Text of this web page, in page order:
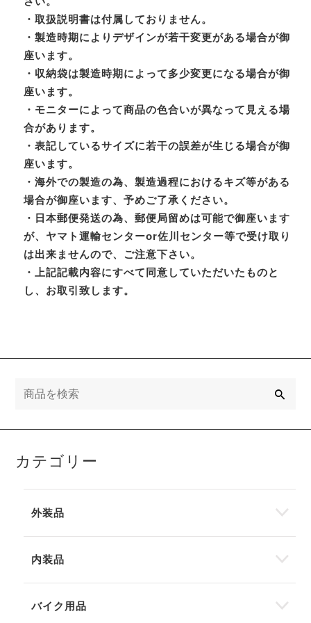
・取扱説明書は付属しておりません。
・製造時期によりデザインが若干変更がある場合が御
座います。
・収納袋は製造時期によって多少変更になる場合が御
座います。
・モニターによって商品の色合いが異なって見える場
合があります。
・表記しているサイズに若干の誤差が生じる場合が御
座います。
・海外での製造の為、製造過程におけるキズ等がある
場合が御座います、予めご了承ください。
・日本郵便発送の為、郵便局留めは可能で御座います
が、ヤマト運輸センターor佐川センター等で受け取り
は出来ませんので、ご注意下さい。
・上記記載内容にすべて同意していただいたものと
し、お取引致します。
カテゴリー
外装品
内装品
バイク用品